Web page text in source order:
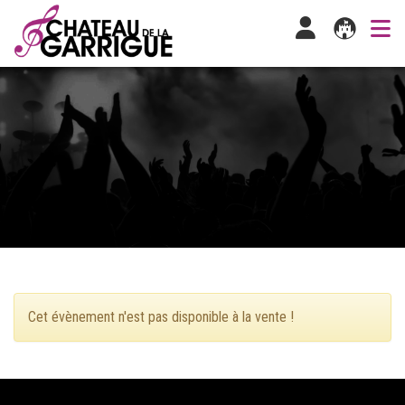
Cet évènement n'est pas disponible à la vente !